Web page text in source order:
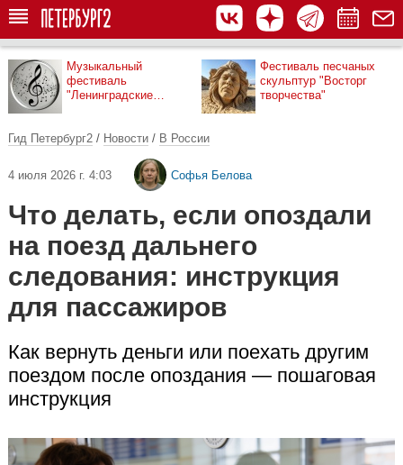
Музыкальный
фестиваль
"Ленинградские
Фестиваль песчаных
скульптур "Восторг
творчества"
Гид Петербург2 / Новости / В России
4 июля 2026 г. 4:03 Софья Белова
Что делать, если опоздали
на поезд дальнего
следования: инструкция
для пассажиров
Как вернуть деньги или поехать другим
поездом после опоздания — пошаговая
инструкция